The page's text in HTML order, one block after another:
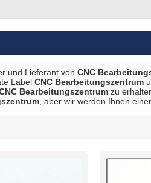
und Lieferant von CNC
Label CNC Bearbeitungszentrum
Bearbeitungszentrum zu
, aber wir werden Ihnen